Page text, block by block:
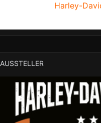
Harley-
AUSSTELLER